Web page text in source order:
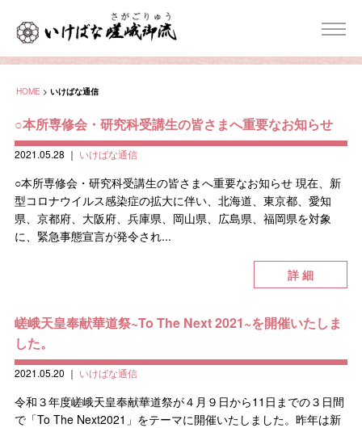
HOME > いけばな通信
○本所専修会・研究科受講生の皆さまへ重要なお知らせ
2021.05.28 ｜ いけばな通信
○本所専修会・研究科受講生の皆さまへ重要なお知らせ 現在、新
型コロナウイルス感染症の拡大に伴い、北海道、東京都、愛知
県、京都府、大阪府、兵庫県、岡山県、広島県、福岡県を対象
に、緊急事態宣言が発令され...
詳 細
嵯峨天皇奉献華道祭~To The Next 2021~を開催いたしま
した。
2021.05.20 ｜ いけばな通信
令和３年度嵯峨天皇奉献華道祭が４月９日から11日までの３日間
で「To The Next2021」をテーマに開催いたしました。昨年は新